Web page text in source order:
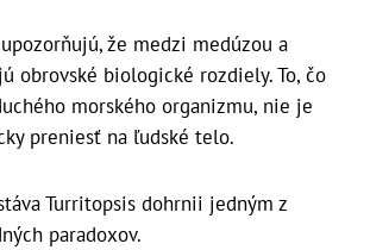
že medzi medúzou a
obrovské biologické rozdiely. To, čo
morského organizmu, nie je
preniesť na ľudské telo.
Turritopsis dohrnii jedným z
paradoxov.